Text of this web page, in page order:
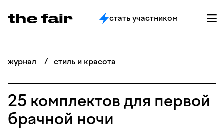
стать участником
журнал / стиль и красота
25 комплектов для первой
брачной ночи